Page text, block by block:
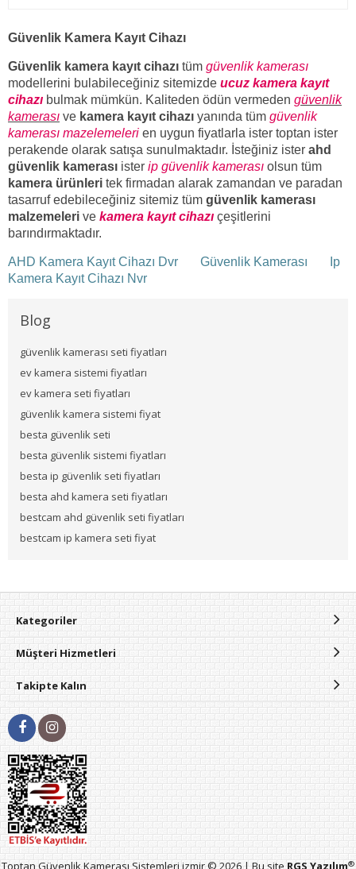
Güvenlik Kamera Kayıt Cihazı
Güvenlik kamera kayıt cihazı tüm güvenlik kamerası
modellerini bulabileceğiniz sitemizde ucuz kamera kayıt
cihazı bulmak mümkün. Kaliteden ödün vermeden güvenlik
kamerası ve kamera kayıt cihazı yanında tüm güvenlik
kamerası mazelemeleri en uygun fiyatlarla ister toptan ister
perakende olarak satışa sunulmaktadır. İsteğiniz ister ahd
güvenlik kamerası ister ip güvenlik kamerası olsun tüm
kamera ürünleri tek firmadan alarak zamandan ve paradan
tasarruf edebileceğiniz sitemiz tüm güvenlik kamerası
malzemeleri ve kamera kayıt cihazı çeşitlerini
barındırmaktadır.
AHD Kamera Kayıt Cihazı Dvr Güvenlik Kamerası
Ip
Kamera Kayıt Cihazı Nvr
Blog
güvenlik kamerası seti fiyatları
ev kamera sistemi fiyatları
ev kamera seti fiyatları
güvenlik kamera sistemi fiyat
besta güvenlik seti
besta güvenlik sistemi fiyatları
besta ip güvenlik seti fiyatları
besta ahd kamera seti fiyatları
bestcam ahd güvenlik seti fiyatları
bestcam ip kamera seti fiyat
Kategoriler
Müşteri Hizmetleri
Takipte Kalın
Toptan Güvenlik Kamerası Sistemleri izmir © 2026 | Bu site RGS Yazılım®